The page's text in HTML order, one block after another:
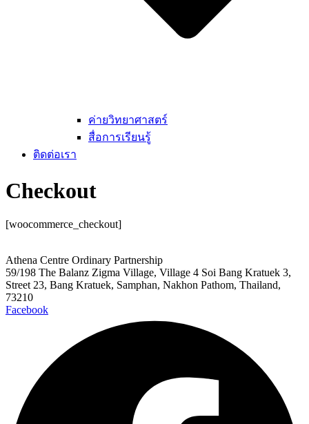
ค่ายวิทยาศาสตร์
สื่อการเรียนรู้
ติดต่อเรา
Checkout
[woocommerce_checkout]
Athena Centre Ordinary Partnership
59/198 The Balanz Zigma Village, Village 4 Soi Bang Kratuek 3,
Street 23, Bang Kratuek, Samphan, Nakhon Pathom, Thailand,
73210
Facebook